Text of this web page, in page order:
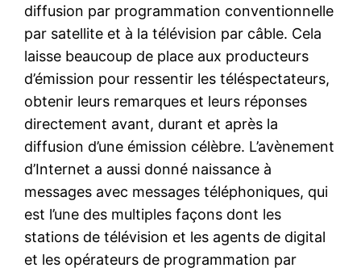
diffusion par programmation conventionnelle
par satellite et à la télévision par câble. Cela
laisse beaucoup de place aux producteurs
d’émission pour ressentir les téléspectateurs,
obtenir leurs remarques et leurs réponses
directement avant, durant et après la
diffusion d’une émission célèbre. L’avènement
d’Internet a aussi donné naissance à
messages avec messages téléphoniques, qui
est l’une des multiples façons dont les
stations de télévision et les agents de digital
et les opérateurs de programmation par